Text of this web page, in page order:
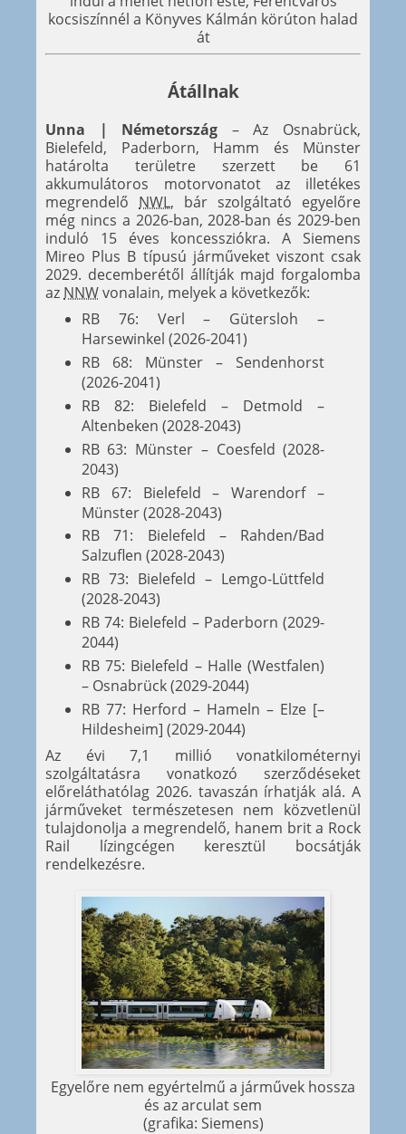
kocsiszínnél a Könyves Kálmán körúton halad
át
Átállnak
Unna | Németország – Az Osnabrück,
Bielefeld, Paderborn, Hamm és Münster
határolta területre szerzett be 61
akkumulátoros motorvonatot az illetékes
megrendelő NWL, bár szolgáltató egyelőre
még nincs a 2026-ban, 2028-ban és 2029-ben
induló 15 éves koncessziókra. A Siemens
Mireo Plus B típusú járműveket viszont csak
2029. decemberétől állítják majd forgalomba
az NNWvonalain, melyek a következők:
RB 76: Verl – Gütersloh –
Harsewinkel (2026-2041)
RB 68: Münster – Sendenhorst
(2026-2041)
RB 82: Bielefeld – Detmold –
Altenbeken (2028-2043)
RB 63: Münster – Coesfeld (2028-
2043)
RB 67: Bielefeld – Warendorf –
Münster (2028-2043)
RB 71: Bielefeld – Rahden/Bad
Salzuflen (2028-2043)
RB 73: Bielefeld – Lemgo-Lüttfeld
(2028-2043)
RB 74: Bielefeld – Paderborn (2029-
2044)
RB 75: Bielefeld – Halle (Westfalen)
– Osnabrück (2029-2044)
RB 77: Herford – Hameln – Elze [–
Hildesheim] (2029-2044)
Az évi 7,1 millió vonatkilométernyi
szolgáltatásra vonatkozó szerződéseket
előreláthatólag 2026. tavaszán írhatják alá. A
járműveket természetesen nem közvetlenül
tulajdonolja a megrendelő, hanem brit a Rock
Rail lízingcégen keresztül bocsátják
rendelkezésre.
Egyelőre nem egyértelmű a járművek hossza
és az arculat sem
(grafika: Siemens)